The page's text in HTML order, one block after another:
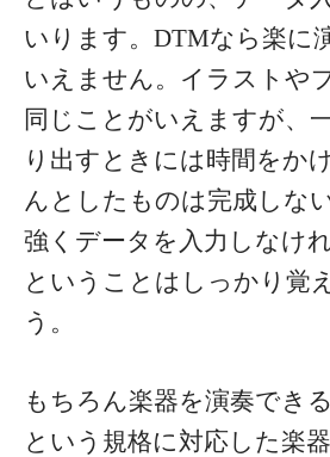
いります。DTMなら楽に
いえません。イラストや
同じことがいえますが、
り出すときには時間をか
んとしたものは完成しな
強くデータを入力しなけ
ということはしっかり覚
う。
もちろん楽器を演奏でき
という規格に対応した楽